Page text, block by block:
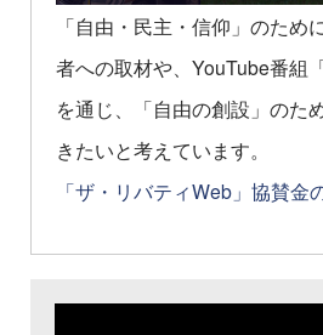
「自由・民主・信仰」のため
者への取材や、YouTube番組
を通じ、「自由の創設」のた
きたいと考えています。
「ザ・リバティWeb」協賛金